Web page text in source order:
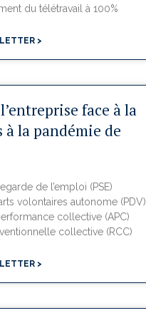
du télétravail à 100%
>
face à la
à la pandémie de
de l’emploi (PSE)
volontaires autonome (PDV)
collective (APC)
collective (RCC)
>